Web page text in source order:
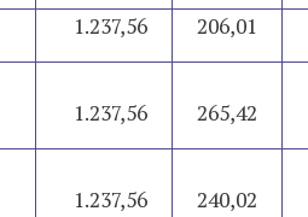
1.237,56 206,01
1.237,56 265,42
1.237,56 240,02